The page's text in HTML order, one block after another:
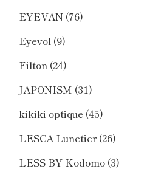
EYEVAN (76)
Eyevol (9)
Filton (24)
JAPONISM (31)
kikiki optique (45)
LESCA Lunetier(26)
LESS BY Kodomo (3)